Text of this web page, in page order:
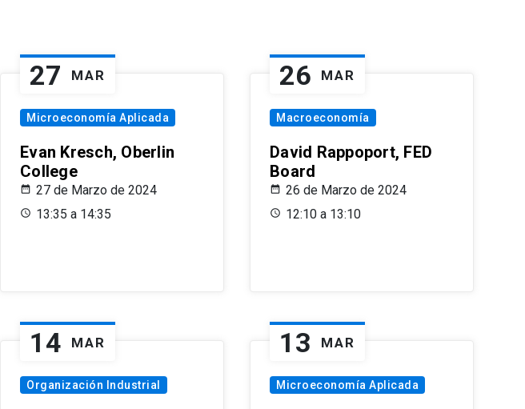
27 MAR
Microeconomía Aplicada
Evan Kresch, Oberlin
College
27 de Marzo de 2024
13:35 a 14:35
26 MAR
Macroeconomía
David Rappoport, FED
Board
26 de Marzo de 2024
12:10 a 13:10
14 MAR
Organización Industrial
13 MAR
Microeconomía Aplicada